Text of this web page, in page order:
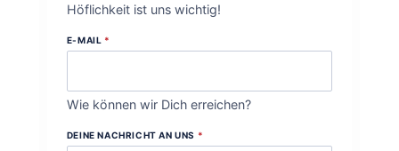
Höflichkeit ist uns wichtig!
E-MAIL *
Wie können wir Dich erreichen?
DEINE NACHRICHT AN UNS *